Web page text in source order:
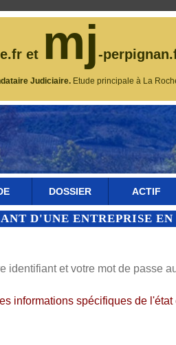
et mj-
Judiciaire. Etude principale à La
DOSSIER ACTIF
D'UNE ENTREPRISE
identifiant et votre mot de passe
informations spécifiques de